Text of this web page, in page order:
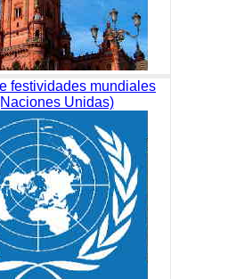
festividades mundiales
Unidas)